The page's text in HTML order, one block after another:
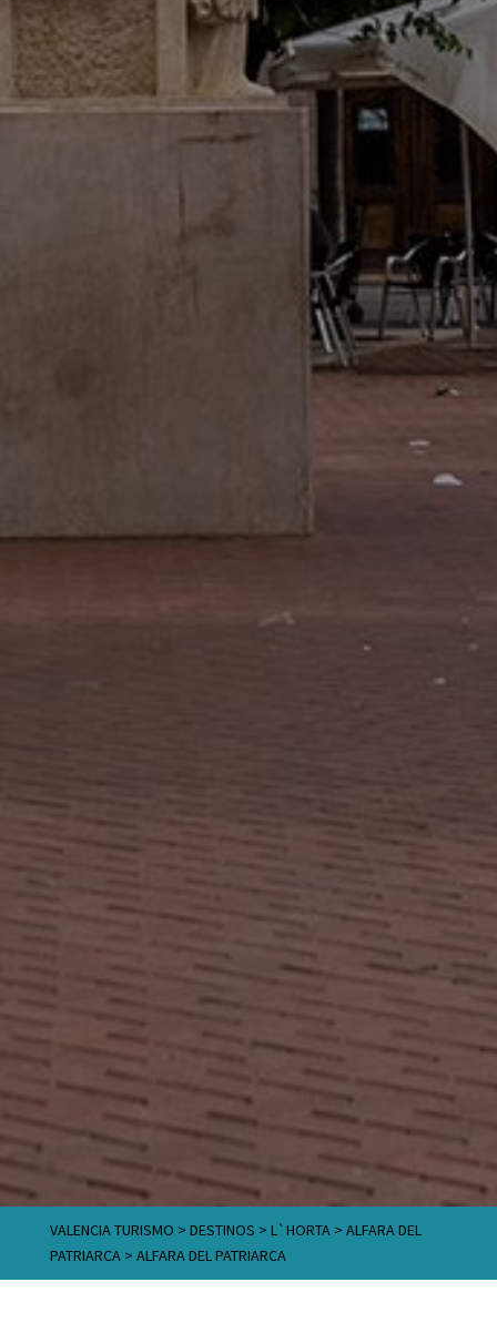
VALENCIA TURISMO > DESTINOS > L`HORTA> ALFARA DEL
PATRIARCA> ALFARA DEL PATRIARCA